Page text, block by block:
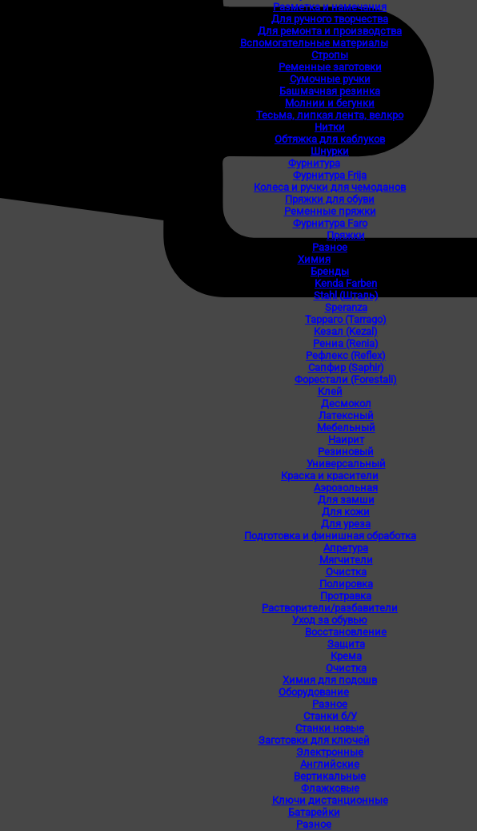
Разметка и намечания
Для ручного творчества
Для ремонта и производства
Вспомогательные материалы
Стропы
Ременные заготовки
Сумочные ручки
Башмачная резинка
Молнии и бегунки
Тесьма, липкая лента, велкро
Нитки
Обтяжка для каблуков
Шнурки
Фурнитура
Фурнитура Frija
Колеса и ручки для чемоданов
Пряжки для обуви
Ременные пряжки
Фурнитура Faro
Пряжки
Разное
Химия
Бренды
Kenda Farben
Stahl (Шталь)
Speranza
Тарраго (Tarrago)
Кезал (Kezal)
Рениа (Renia)
Рефлекс (Reflex)
Сапфир (Saphir)
Форестали (Forestali)
Клей
Десмокол
Латексный
Мебельный
Наирит
Резиновый
Универсальный
Краска и красители
Аэрозольная
Для замши
Для кожи
Для уреза
Подготовка и финишная обработка
Апретура
Мягчители
Очистка
Полировка
Протравка
Растворители/разбавители
Уход за обувью
Восстановление
Защита
Крема
Очистка
Химия для подошв
Оборудование
Разное
Станки б/У
Станки новые
Заготовки для ключей
Электронные
Английские
Вертикальные
Флажковые
Ключи дистанционные
Батарейки
Разное